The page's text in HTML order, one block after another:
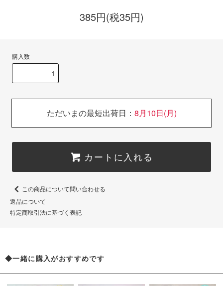
385円(税35円)
購入数
ただいまの最短出荷日： 8月10日(月)
カートに入れる
この商品について問い合わせる
返品について
特定商取引法に基づく表記
◆一緒に購入がおすすめです